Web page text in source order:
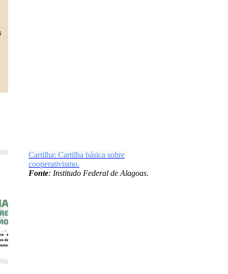
Cartilha: Cartilha básica sobre
cooperativismo.
Fonte: Institudo Federal de Alagoas.